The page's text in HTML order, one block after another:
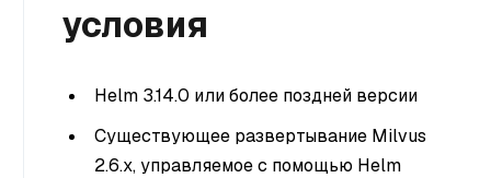
условия
Helm 3.14.0 или более поздней версии
Существующее развертывание Milvus
2.6.x, управляемое с помощью Helm